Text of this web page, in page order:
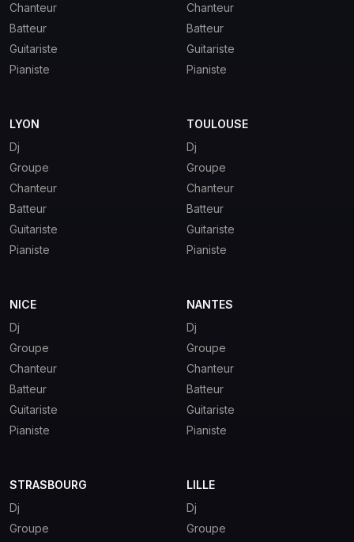
Chanteur
Batteur
Guitariste
Pianiste
Chanteur
Batteur
Guitariste
Pianiste
LYON
Dj
Groupe
Chanteur
Batteur
Guitariste
Pianiste
TOULOUSE
Dj
Groupe
Chanteur
Batteur
Guitariste
Pianiste
NICE
Dj
Groupe
Chanteur
Batteur
Guitariste
Pianiste
NANTES
Dj
Groupe
Chanteur
Batteur
Guitariste
Pianiste
STRASBOURG
Dj
Groupe
LILLE
Dj
Groupe